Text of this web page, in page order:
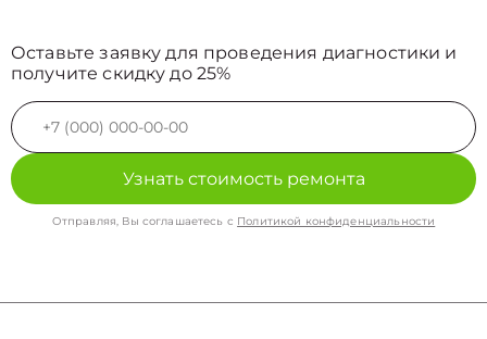
Оставьте заявку для проведения диагностики и
получите скидку до 25%
Узнать стоимость ремонта
Отправляя, Вы соглашаетесь с Политикой конфиденциальности